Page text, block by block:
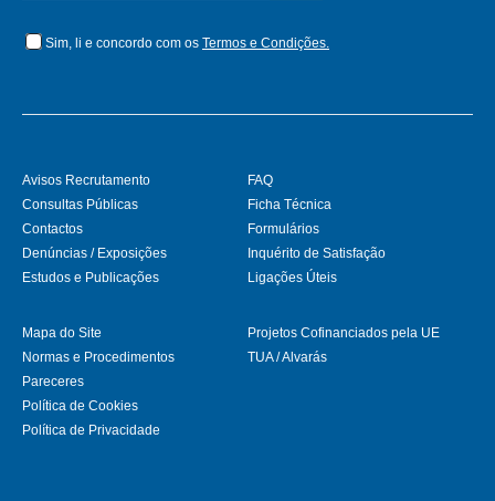
Sim, li e concordo com os Termos e Condições.
Avisos Recrutamento
Consultas Públicas
Contactos
Denúncias / Exposições
Estudos e Publicações
FAQ
Ficha Técnica
Formulários
Inquérito de Satisfação
Ligações Úteis
Mapa do Site
Normas e Procedimentos
Pareceres
Política de Cookies
Política de Privacidade
Projetos Cofinanciados pela UE
TUA / Alvarás